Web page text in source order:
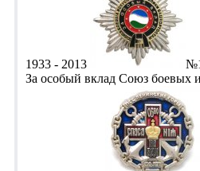
1933 - 2013
За особый вклад Союз боевых